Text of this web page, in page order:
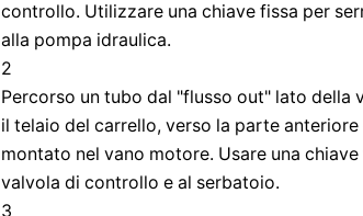
controllo. Utilizzare una chiave fissa per
alla pompa idraulica.
2
Percorso un tubo dal "flusso out" lato
il telaio del carrello, verso la parte
montato nel vano motore. Usare una
valvola di controllo e al serbatoio.
3